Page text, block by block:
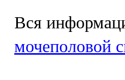
Вся
мочеполовой